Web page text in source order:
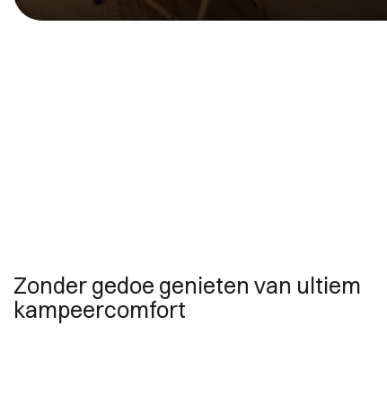
Zonder gedoe genieten van ultiem
kampeercomfort